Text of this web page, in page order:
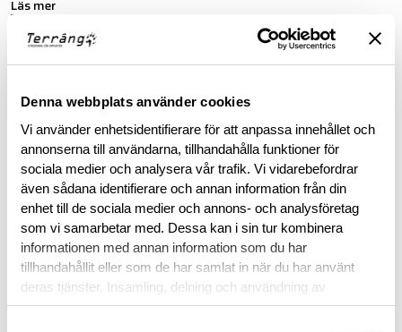
Denna webbplats använder cookies
Vi använder enhetsidentifierare för att anpassa innehållet och
annonserna till användarna, tillhandahålla funktioner för
sociala medier och analysera vår trafik. Vi vidarebefordrar
även sådana identifierare och annan information från din
enhet till de sociala medier och annons- och analysföretag
som vi samarbetar med. Dessa kan i sin tur kombinera
informationen med annan information som du har
tillhandahållit eller som de har samlat in när du har använt
deras tjänster. Insamling, delning och användning av
personuppgifter kan användas för personalisering av
Läs mer
BESKRIVNING
RECENSIONER